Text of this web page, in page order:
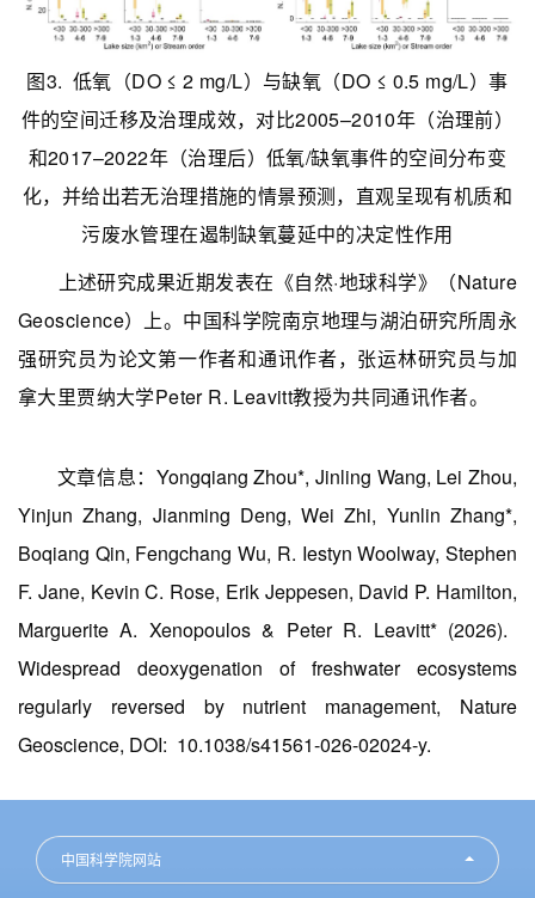
图3. 低氧（DO ≤ 2 mg/L）与缺氧（DO ≤ 0.5 mg/L）事
件的空间迁移及治理成效，对比2005–2010年（治理前）
和2017–2022年（治理后）低氧/缺氧事件的空间分布变
化，并给出若无治理措施的情景预测，直观呈现有机质和
污废水管理在遏制缺氧蔓延中的决定性作用
上述研究成果近期发表在《自然·地球科学》（Nature
Geoscience）上。中国科学院南京地理与湖泊研究所周永
强研究员为论文第一作者和通讯作者，张运林研究员与加
拿大里贾纳大学Peter R. Leavitt教授为共同通讯作者。
文章信息：Yongqiang Zhou*, Jinling Wang, Lei Zhou,
Yinjun Zhang, Jianming Deng, Wei Zhi, Yunlin Zhang*,
Boqiang Qin, Fengchang Wu, R. Iestyn Woolway, Stephen
F. Jane, Kevin C. Rose, Erik Jeppesen, David P. Hamilton,
Marguerite A. Xenopoulos & Peter R. Leavitt* (2026).
Widespread deoxygenation of freshwater ecosystems
regularly reversed by nutrient management, Nature
Geoscience, DOI: 10.1038/s41561-026-02024-y.
中国科学院网站